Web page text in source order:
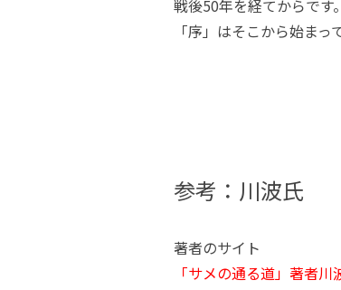
戦後50年を経てからです。
「序」はそこから始まっ
参考：川波氏
著者のサイト
「サメの通る道」著者